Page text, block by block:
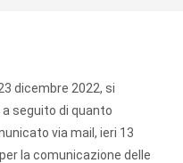
dicembre 2022, si
seguito di quanto
via mail, ieri 13
la comunicazione delle